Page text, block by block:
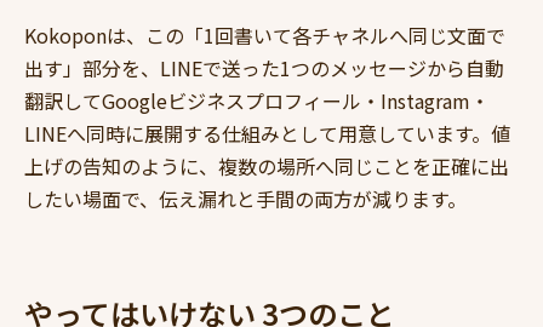
Kokoponは、この「1回書いて各チャネルへ同じ文面で
出す」部分を、LINEで送った1つのメッセージから自動
翻訳してGoogleビジネスプロフィール・Instagram・
LINEへ同時に展開する仕組みとして用意しています。値
上げの告知のように、複数の場所へ同じことを正確に出
したい場面で、伝え漏れと手間の両方が減ります。
やってはいけない 3つのこと